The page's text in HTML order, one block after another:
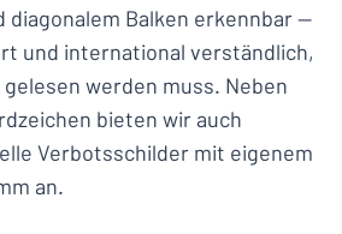
diagonalem Balken erkennbar —
und international verständlich,
werden muss. Neben
bieten wir auch
Verbotsschilder mit eigenem
an.